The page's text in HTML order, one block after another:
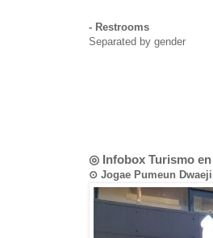
- Restrooms
Separated by gender
◎ Infobox Turismo
⊙ Jogae Pumeun Dwaeji